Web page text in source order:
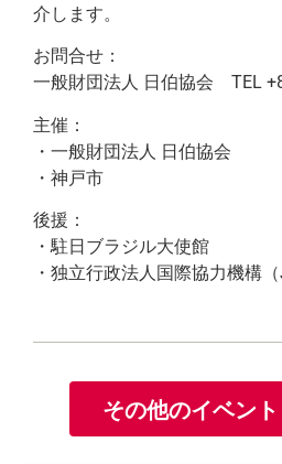
介します。
お問合せ：
一般財団法人 日伯協会 TEL
主催：
・一般財団法人 日伯協会
・神戸市
後援：
・駐日ブラジル大使館
・独立行政法人国際協力機構（
その他のイベン